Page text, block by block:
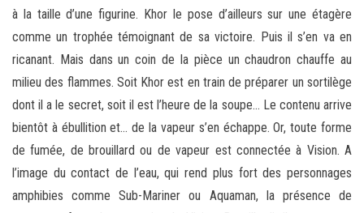
à la taille d’une figurine. Khor le pose d’ailleurs sur une étagère
comme un trophée témoignant de sa victoire. Puis il s’en va en
ricanant. Mais dans un coin de la pièce un chaudron chauffe au
milieu des flammes. Soit Khor est en train de préparer un sortilège
dont il a le secret, soit il est l’heure de la soupe… Le contenu arrive
bientôt à ébullition et… de la vapeur s’en échappe. Or, toute forme
de fumée, de brouillard ou de vapeur est connectée à Vision. A
l’image du contact de l’eau, qui rend plus fort des personnages
amphibies comme Sub-Mariner ou Aquaman, la présence de